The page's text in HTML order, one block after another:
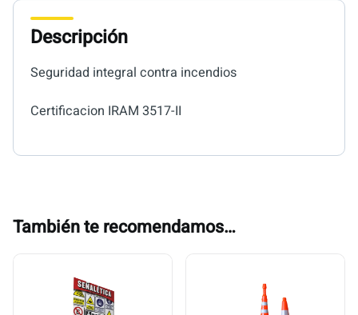
Descripción
Seguridad integral contra incendios
Certificacion IRAM 3517-II
También te recomendamos…